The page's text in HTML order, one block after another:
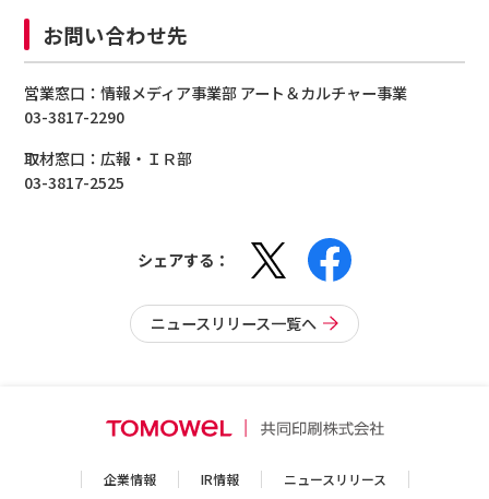
お問い合わせ先
営業窓口：情報メディア事業部 アート＆カルチャー事業
03-3817-2290
取材窓口：広報・ＩＲ部
03-3817-2525
シェアする：
ニュースリリース一覧へ
企業情報 IR情報
ニュースリリース